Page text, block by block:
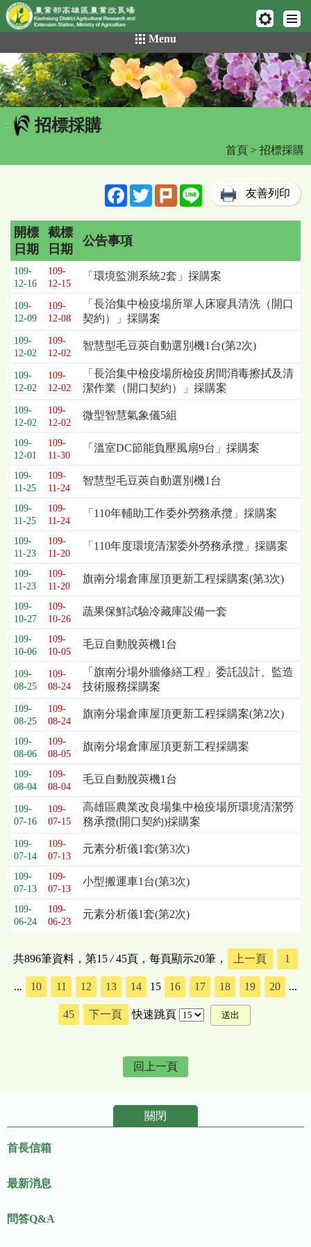
網頁置頂
到
主
要
內
容
區
Menu
::: 招標採購
首頁 > 招標採購
FacebookTwitterPlurk Line 友善列印
招
標
採
購
列
表，
欄
位
依
序
為：
開
標
日
期、
截
標
日
期、
公
告
事
項
開標
日期
截標
日期
公告事項
109-
12-16
109-
12-15
「環境監測系統2套」採購案
109-
12-09
109-
12-08
「長治集中檢疫場所單人床寢具清洗（開口
契約）」採購案
109-
12-02
109-
12-02
智慧型毛豆莢自動選別機1台(第2次)
109-
12-02
109-
12-02
「長治集中檢疫場所檢疫房間消毒擦拭及清
潔作業（開口契約）」採購案
109-
12-02
109-
12-02
微型智慧氣象儀5組
109-
12-01
109-
11-30
「溫室DC節能負壓風扇9台」採購案
109-
11-25
109-
11-24
智慧型毛豆莢自動選別機1台
109-
11-25
109-
11-24
「110年輔助工作委外勞務承攬」採購案
109-
11-23
109-
11-20
「110年度環境清潔委外勞務承攬」採購案
109-
11-23
109-
11-20
旗南分場倉庫屋頂更新工程採購案(第3次)
109-
10-27
109-
10-26
蔬果保鮮試驗冷藏庫設備一套
109-
10-06
109-
10-05
毛豆自動脫莢機1台
109-
08-25
109-
08-24
「旗南分場外牆修繕工程」委託設計、監造
技術服務採購案
109-
08-25
109-
08-24
旗南分場倉庫屋頂更新工程採購案(第2次)
109-
08-06
109-
08-05
旗南分場倉庫屋頂更新工程採購案
109-
08-04
109-
08-04
毛豆自動脫莢機1台
109-
07-16
109-
07-15
高雄區農業改良場集中檢疫場所環境清潔勞
務承攬(開口契約)採購案
109-
07-14
109-
07-13
元素分析儀1套(第3次)
109-
07-13
109-
07-13
小型搬運車1台(第3次)
109-
06-24
109-
06-23
元素分析儀1套(第2次)
共896筆資料，第15/45頁，每頁顯示20筆， 上一頁 1
... 10 11 12 13 14 15 16 17 18 19 20 ...
45 下一頁 快速跳頁
回上一頁
關閉
首長信箱
最新消息
問答Q&A